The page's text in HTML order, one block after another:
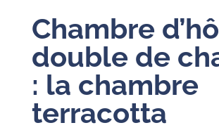
Chambre
double de
: la chambre
terracotta